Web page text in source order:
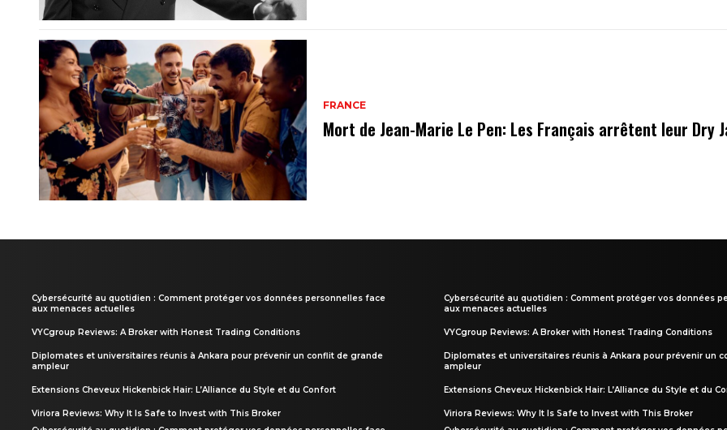
FRANCE
Mort de Jean-Marie Le Pen: Les Français arrêtent leur Dry
Cybersécurité au quotidien : Comment protéger vos données personnelles face
aux menaces actuelles
VYCgroup Reviews: A Broker with Honest Trading Conditions
Diplomates et universitaires réunis à Ankara pour prévenir un conflit de grande
ampleur
Extensions Cheveux Hickenbick Hair: L’Alliance du Style et du Confort
Viriora Reviews: Why It Is Safe to Invest with This Broker
Cybersécurité au quotidien : Comment protéger vos données
aux menaces actuelles
VYCgroup Reviews: A Broker with Honest Trading Conditions
Diplomates et universitaires réunis à Ankara pour prévenir un
ampleur
Extensions Cheveux Hickenbick Hair: L’Alliance du Style et du
Viriora Reviews: Why It Is Safe to Invest with This Broker